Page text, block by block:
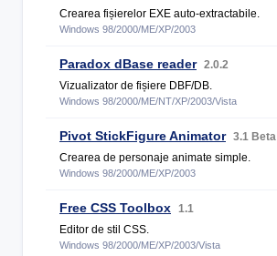
Crearea fișierelor EXE auto-extractabile.
Windows 98/2000/ME/XP/2003
Paradox dBase reader 2.0.2
Vizualizator de fișiere DBF/DB.
Windows 98/2000/ME/NT/XP/2003/Vista
Pivot StickFigure Animator 3.1 Beta
Crearea de personaje animate simple.
Windows 98/2000/ME/XP/2003
Free CSS Toolbox 1.1
Editor de stil CSS.
Windows 98/2000/ME/XP/2003/Vista